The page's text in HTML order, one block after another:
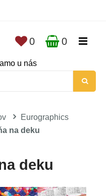
u nás
0 0
Eurographics
na deku
deku